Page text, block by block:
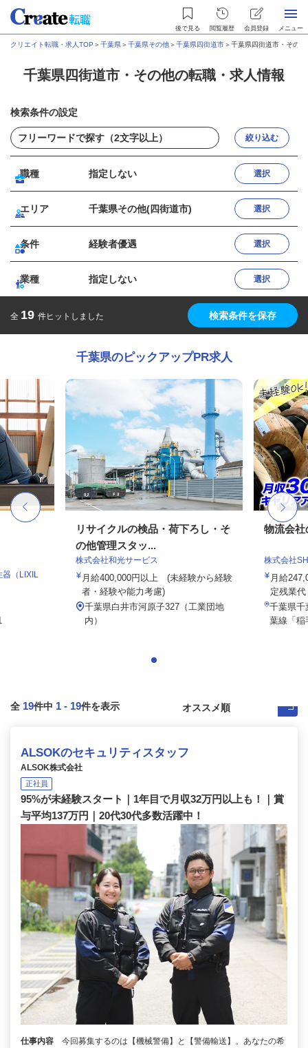
後で見る 閲覧履歴 会員登録 メニュー
クリエイト転職・求人TOP ＞千葉県＞千葉県その他＞千葉県四街道市＞千葉県四街道市・その
千葉県四街道市・その他の転職・求人情報
検索条件の設定
絞り込む
職種 指定しない 選択
エリア 千葉県その他(四街道市) 選択
条件 経験者優遇 選択
業種 指定しない 選択
全 19 件ヒットしました 検索条件を保存
千葉県のピックアップPR求人
（LIXIL
リサイクルの検品・荷下ろし・そ
の他管理スタッ...
株式会社和光サービス
月給400,000円以上 (未経験から経験
者・経験や能力考慮)
千葉県白井市河原子327（工業団地
内）
物流会社
株式会社
月給
定残業
千葉県千
葉線「稲
全 19件中 1 - 19件を表示
ALSOKのセキュリティスタッフ
ALSOK株式会社
正社員
95%が未経験スタート｜1年目で月収32万円以上も！｜賞
与平均137万円｜20代30代多数活躍中！
仕事内容
今回募集するのは【機械警備】と【警備輸送】。あなたの希